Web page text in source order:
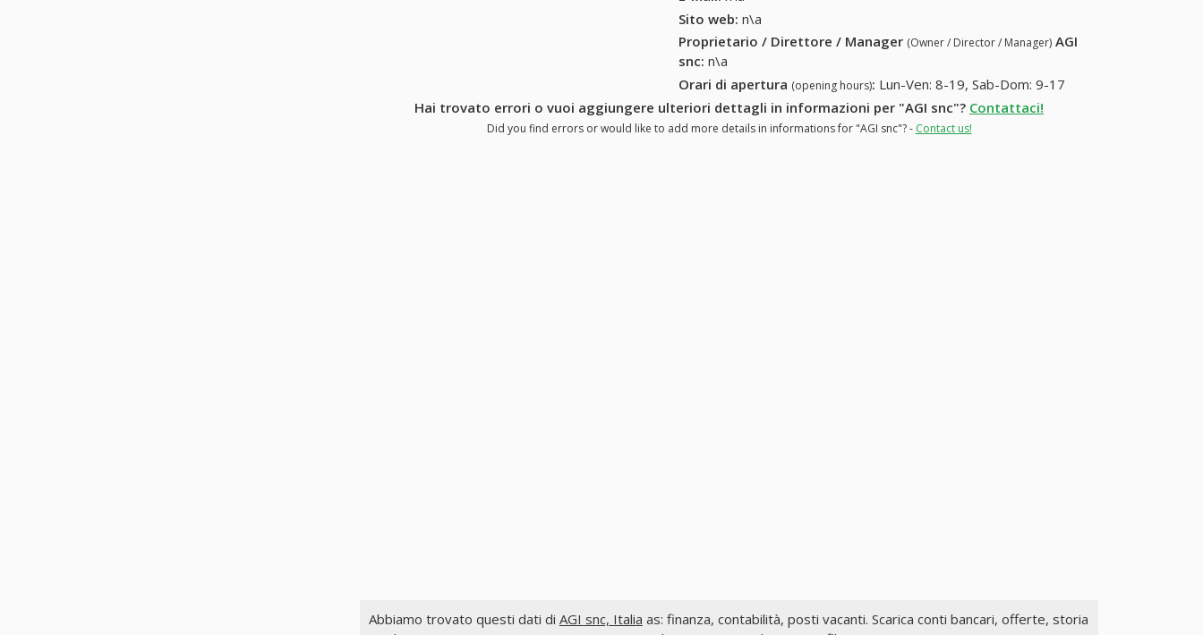
Sito web: n\a
Proprietario / Direttore / Manager (Owner / Director / Manager) AGI
snc: n\a
Orari di apertura (opening hours): Lun-Ven: 8-19, Sab-Dom: 9-17
Hai trovato errori o vuoi aggiungere ulteriori dettagli in informazioni per "AGI snc"? Contattaci!
Did you find errors or would like to add more details in informations for "AGI snc"? - Contact us!
Abbiamo trovato questi dati di AGI snc, Italia as: finanza, contabilità, posti vacanti. Scarica conti bancari, offerte, storia